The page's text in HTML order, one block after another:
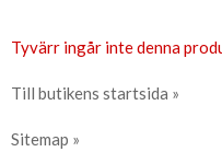
Tyvärr ingår inte denna
Till butikens startsida »
Sitemap »